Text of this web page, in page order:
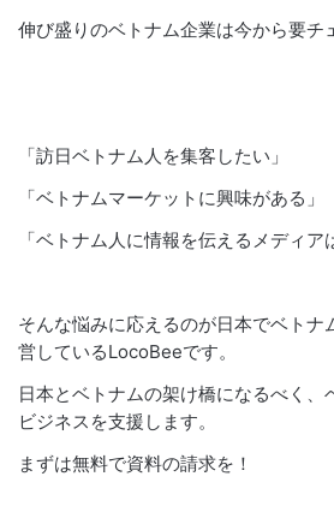
伸び盛りのベトナム企業は今から要チ
「訪日ベトナム人を集客したい」
「ベトナムマーケットに興味がある」
「ベトナム人に情報を伝えるメディア
そんな悩みに応えるのが日本でベトナ
営しているLocoBeeです。
日本とベトナムの架け橋になるべく、
ビジネスを支援します。
まずは無料で資料の請求を！